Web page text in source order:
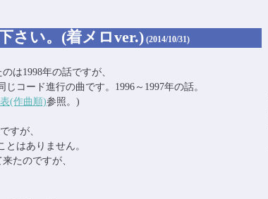
さい。(着メロver.) (2014/10/31)
は1998年の話ですが、
コード進行の曲です。1996～1997年の話。
(作曲順)参照。)
すが、
はありません。
たのですが、